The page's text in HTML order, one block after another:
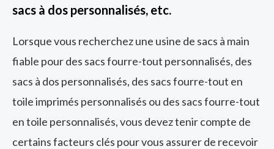
sacs à dos personnalisés, etc.
Lorsque vous recherchez une usine de sacs à main
fiable pour des sacs fourre-tout personnalisés, des
sacs à dos personnalisés, des sacs fourre-tout en
toile imprimés personnalisés ou des sacs fourre-tout
en toile personnalisés, vous devez tenir compte de
certains facteurs clés pour vous assurer de recevoir